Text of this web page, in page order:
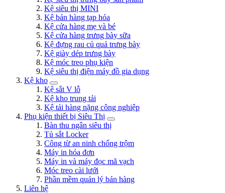
Kệ siêu thị MINI
Kệ bán hàng tạp hóa
Kệ cửa hàng mẹ và bé
Kệ cửa hàng trưng bày sữa
Kệ đựng rau củ quả trưng bày
Kệ giày dép trưng bày
Kệ móc treo phụ kiện
Kệ siêu thị điện máy đồ gia dụng
Kệ kho
Kệ sắt V lỗ
Kệ kho trung tải
Kệ tải hàng nặng công nghiệp
Phụ kiện thiết bị Siêu Thị
Bàn thu ngân siêu thị
Tủ sắt Locker
Công từ an ninh chống trộm
Máy in hóa đơn
Máy in và máy đọc mã vạch
Móc treo cài lưới
Phần mềm quản lý bán hàng
Liên hệ